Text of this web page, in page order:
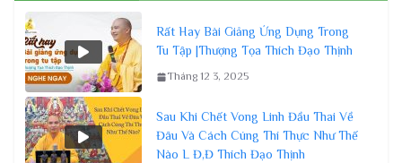
Rất Hay Bài Giảng Ứng Dụng Trong
Tu Tập |Thượng Tọa Thích Đạo Thịnh
Tháng 12 3, 2025
Sau Khi Chết Vong Linh Đầu Thai Về
Đâu Và Cách Cúng Thí Thực Như Thế
Nào L Đ,Đ Thích Đạo Thịnh